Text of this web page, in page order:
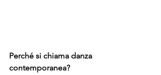
Perché si chiama danza
contemporanea?